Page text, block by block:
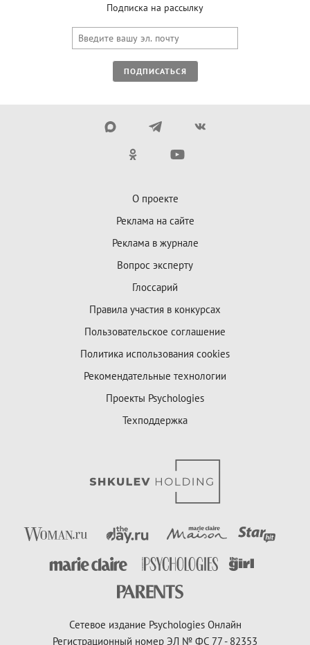
Подписка на рассылку
ПОДПИСАТЬСЯ
О проекте
Реклама на сайте
Реклама в журнале
Вопрос эксперту
Глоссарий
Правила участия в конкурсах
Пользовательское соглашение
Политика использования cookies
Рекомендательные технологии
Проекты Psychologies
Техподдержка
Сетевое издание Psychologies Онлайн
Регистрационный номер ЭЛ № ФС 77 - 82353